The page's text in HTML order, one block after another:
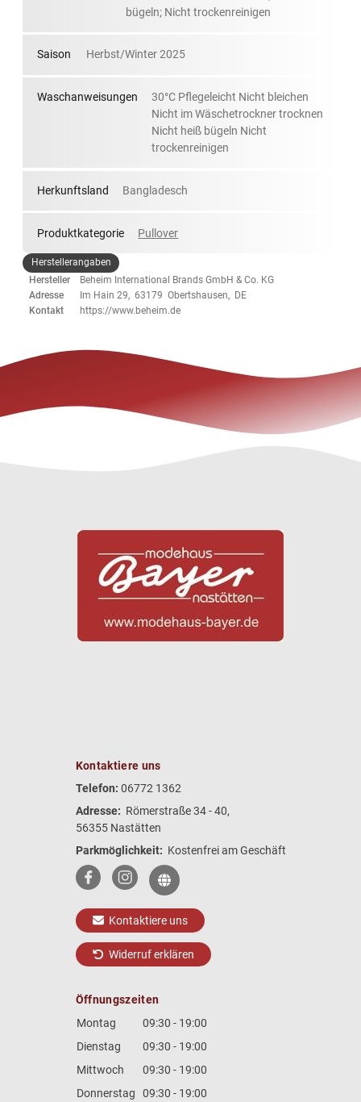
bügeln; Nicht trockenreinigen
Saison Herbst/Winter 2025
Waschanweisungen
30°C Pflegeleicht Nicht bleichen
Nicht im Wäschetrockner trocknen
Nicht heiß bügeln Nicht
trockenreinigen
Herkunftsland Bangladesch
Produktkategorie Pullover
Herstellerangaben
Hersteller
Beheim International Brands GmbH & Co. KG
Adresse
Im Hain 29, 63179 Obertshausen, DE
Kontakt
https://www.beheim.de
Kontaktiere uns
Telefon: 06772 1362
Adresse: Römerstraße 34 - 40,
56355 Nastätten
Parkmöglichkeit: Kostenfrei am Geschäft
Kontaktiere uns
Widerruf erklären
Öffnungszeiten
Montag
09:30 - 19:00
Dienstag
09:30 - 19:00
Mittwoch
09:30 - 19:00
Donnerstag
09:30 - 19:00